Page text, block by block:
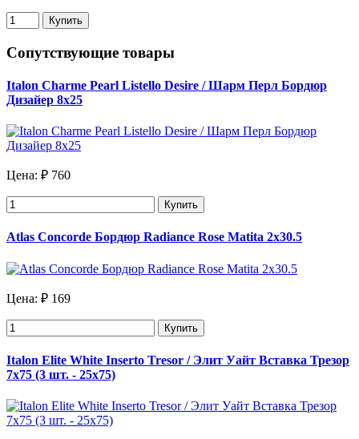
Купить
Сопутствующие товары
Italon Charme Pearl Listello Desire / Шарм Перл Бордюр
Дизайер 8х25
Цена: ₽ 760
Купить
Atlas Concorde Бордюр Radiance Rose Matita 2х30.5
Цена: ₽ 169
Купить
Italon Elite White Inserto Tresor / Элит Уайт Вставка Трезор
7x75 (3 шт. - 25x75)